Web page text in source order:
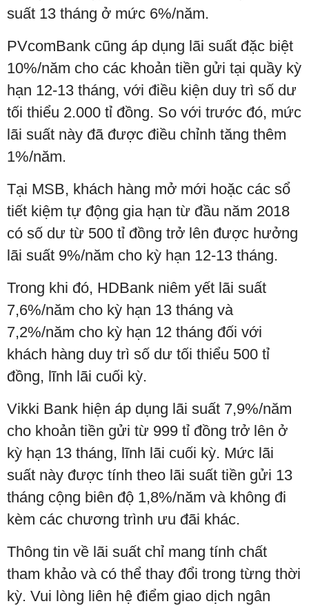
suất 13 tháng ở mức 6%/năm.
PVcomBank cũng áp dụng lãi suất đặc biệt
10%/năm cho các khoản tiền gửi tại quầy kỳ
hạn 12-13 tháng, với điều kiện duy trì số dư
tối thiểu 2.000 tỉ đồng. So với trước đó, mức
lãi suất này đã được điều chỉnh tăng thêm
1%/năm.
Tại MSB, khách hàng mở mới hoặc các sổ
tiết kiệm tự động gia hạn từ đầu năm 2018
có số dư từ 500 tỉ đồng trở lên được hưởng
lãi suất 9%/năm cho kỳ hạn 12-13 tháng.
Trong khi đó, HDBank niêm yết lãi suất
7,6%/năm cho kỳ hạn 13 tháng và
7,2%/năm cho kỳ hạn 12 tháng đối với
khách hàng duy trì số dư tối thiểu 500 tỉ
đồng, lĩnh lãi cuối kỳ.
Vikki Bank hiện áp dụng lãi suất 7,9%/năm
cho khoản tiền gửi từ 999 tỉ đồng trở lên ở
kỳ hạn 13 tháng, lĩnh lãi cuối kỳ. Mức lãi
suất này được tính theo lãi suất tiền gửi 13
tháng cộng biên độ 1,8%/năm và không đi
kèm các chương trình ưu đãi khác.
Thông tin về lãi suất chỉ mang tính chất
tham khảo và có thể thay đổi trong từng thời
kỳ. Vui lòng liên hệ điểm giao dịch ngân